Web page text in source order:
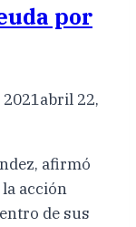
por
abril 22,
afirmó
acción
de sus